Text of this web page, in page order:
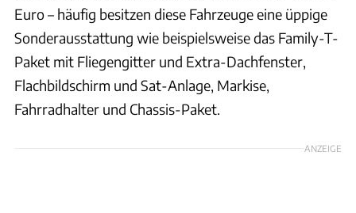
Euro – häufig besitzen diese Fahrzeuge eine üppige
Sonderausstattung wie beispielsweise das Family-T-
Paket mit Fliegengitter und Extra-Dachfenster,
Flachbildschirm und Sat-Anlage, Markise,
Fahrradhalter und Chassis-Paket.
ANZEIGE